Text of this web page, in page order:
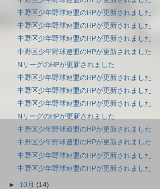
中野区少年野球連盟のHPが更新されました
中野区少年野球連盟のHPが更新されました
中野区少年野球連盟のHPが更新されました
中野区少年野球連盟のHPが更新されました
NリーグのHPが更新されました
中野区少年野球連盟のHPが更新されました
中野区少年野球連盟のHPが更新されました
中野区少年野球連盟のHPが更新されました
NリーグのHPが更新されました
中野区少年野球連盟のHPが更新されました
中野区少年野球連盟のHPが更新されました
中野区少年野球連盟のHPが更新されました
中野区少年野球連盟のHPが更新されました
► 10月 (14)